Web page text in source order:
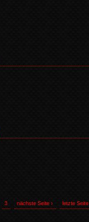
3 nächste Seite › letzte